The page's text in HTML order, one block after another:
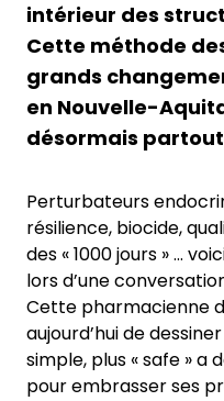
intérieur des
Cette méthode
grands
en Nouvelle-
désormais partout
Perturbateurs
résilience, biocide,
des « 1000 jours » …
lors d’une
Cette pharmacienne
aujourd’hui de
simple, plus « safe » a
pour embrasser ses